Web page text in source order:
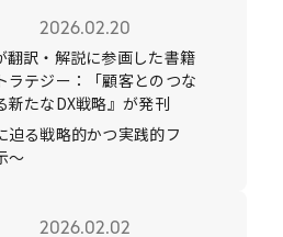
翻訳・解説に参画した書籍
ラテジー：「顧客とのつな
新たなDX戦略』が発刊
迫る戦略的かつ実践的フ
〜
2026.02.20
2026.02.02